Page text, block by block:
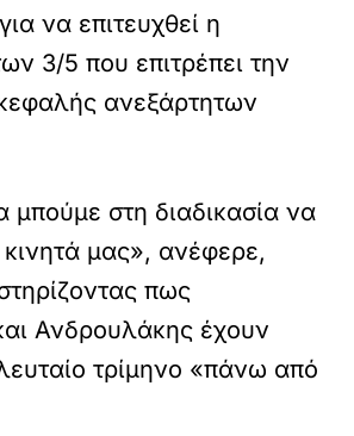
να επιτευχθεί η
3/5 που επιτρέπει την
ανεξάρτητων
στη διαδικασία να
μας», ανέφερε,
πως
Ανδρουλάκης έχουν
τρίμηνο «πάνω από